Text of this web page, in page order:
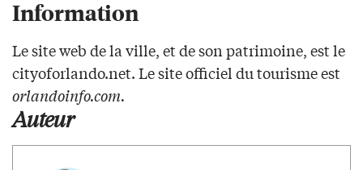
Information
Le site web de la ville, et de son patrimoine, est le
cityoforlando.net. Le site officiel du tourisme est
orlandoinfo.com.
Auteur